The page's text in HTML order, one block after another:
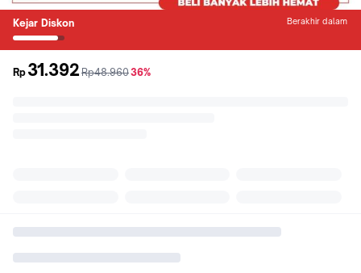
Kejar Diskon Berakhir dalam
Rp 31.392 sebelum
Rp48.960diskon
36%